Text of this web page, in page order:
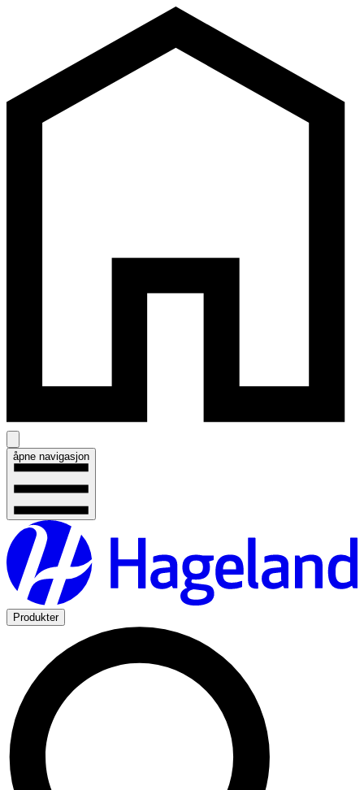
åpne navigasjon
Produkter